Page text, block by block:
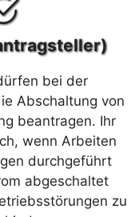
bei der
Abschaltung von
beantragen. Ihr
wenn Arbeiten
durchgeführt
abgeschaltet
zu